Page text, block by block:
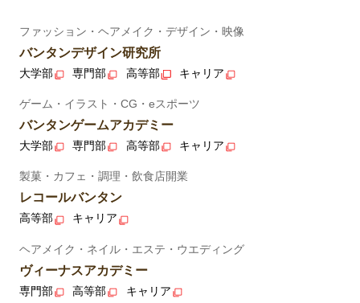
ファッション・ヘアメイク・デザイン・映像
バンタンデザイン研究所
大学部 専門部 高等部 キャリア
ゲーム・イラスト・CG・eスポーツ
バンタンゲームアカデミー
大学部 専門部 高等部 キャリア
製菓・カフェ・調理・飲食店開業
レコールバンタン
高等部 キャリア
ヘアメイク・ネイル・エステ・ウエディング
ヴィーナスアカデミー
専門部 高等部 キャリア